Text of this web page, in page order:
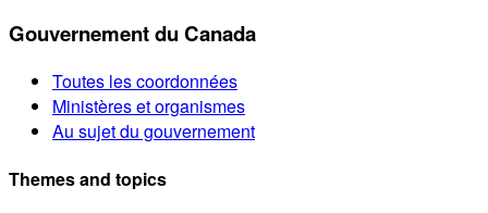
Gouvernement du Canada
Toutes les coordonnées
Ministères et organismes
Au sujet du gouvernement
Themes and topics